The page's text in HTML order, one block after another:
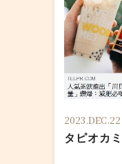
2023.DEC.22